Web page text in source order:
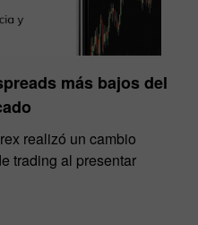
más bajos del
realizó un cambio
trading al presentar